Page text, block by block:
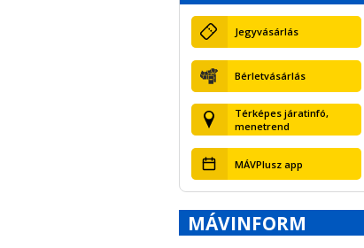
Jegyvásárlás
Bérletvásárlás
Térképes járatinfó,
menetrend
MÁVPlusz app
MÁVINFORM